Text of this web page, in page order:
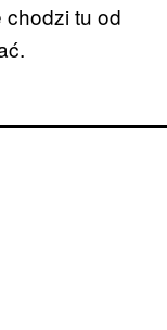
chodzi tu od